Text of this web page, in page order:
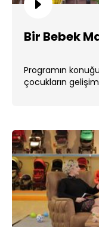
Bir Bebek
Programın
çocukların